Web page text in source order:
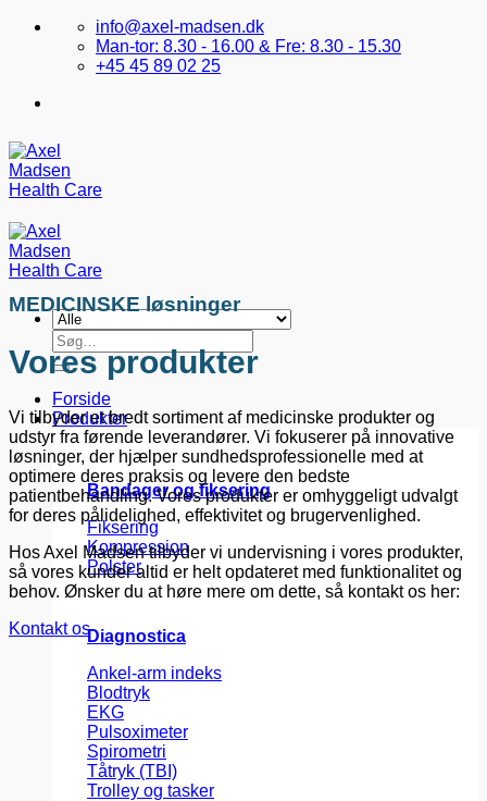
Fortsæt
info@axel-madsen.dk
Man-tor: 8.30 - 16.00 & Fre: 8.30 - 15.30
+45 45 89 02 25
Søg
efter:
Forside
Produkter
Bandager og fiksering
Fiksering
Kompression
Polster
Diagnostica
Ankel-arm indeks
Blodtryk
EKG
Pulsoximeter
Spirometri
Tåtryk (TBI)
Trolley og tasker
MEDICINSKE løsninger
Vores produkter
Vi tilbyder et bredt sortiment af medicinske produkter og
udstyr fra førende leverandører. Vi fokuserer på innovative
løsninger, der hjælper sundhedsprofessionelle med at
optimere deres praksis og levere den bedste
patientbehandling. Vores produkter er omhyggeligt udvalgt
for deres pålidelighed, effektivitet og brugervenlighed.
Hos Axel Madsen tilbyder vi undervisning i vores produkter,
så vores kunder altid er helt opdateret med funktionalitet og
behov. Ønsker du at høre mere om dette, så kontakt os her:
Kontakt os